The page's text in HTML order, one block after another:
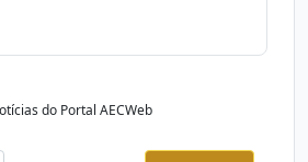
do Portal AECWeb